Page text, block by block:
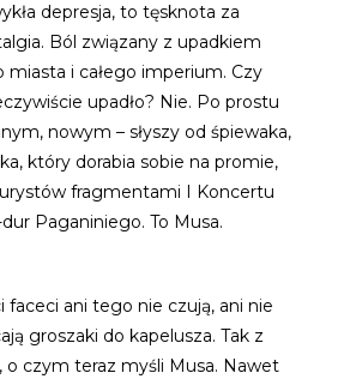
depresja, to tęsknota za
Ból związany z upadkiem
i całego imperium. Czy
upadło? Nie. Po prostu
nowym – słyszy od śpiewaka,
który dorabia sobie na promie,
fragmentami I Koncertu
Paganiniego. To Musa.
faceci ani tego nie czują, ani nie
groszaki do kapelusza. Tak z
o czym teraz myśli Musa. Nawet